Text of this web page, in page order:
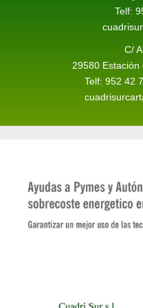
Telf:
C/
29580 Estación
Telf: 952 42